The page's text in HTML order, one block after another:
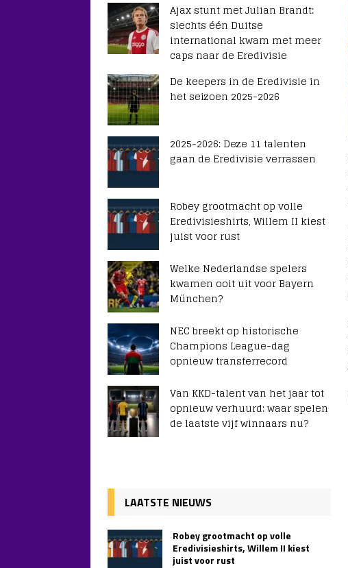
Ajax stunt met Julian Brandt:
slechts één Duitse
international kwam met meer
caps naar de Eredivisie
De keepers in de Eredivisie in
het seizoen 2025-2026
2025-2026: Deze 11 talenten
gaan de Eredivisie verrassen
Robey grootmacht op volle
Eredivisieshirts, Willem II kiest
juist voor rust
Welke Nederlandse spelers
kwamen ooit uit voor Bayern
München?
NEC breekt op historische
Champions League-dag
opnieuw transferrecord
Van KKD-talent van het jaar tot
opnieuw verhuurd: waar spelen
de laatste vijf winnaars nu?
LAATSTE NIEUWS
Robey grootmacht op volle
Eredivisieshirts, Willem II kiest
juist voor rust